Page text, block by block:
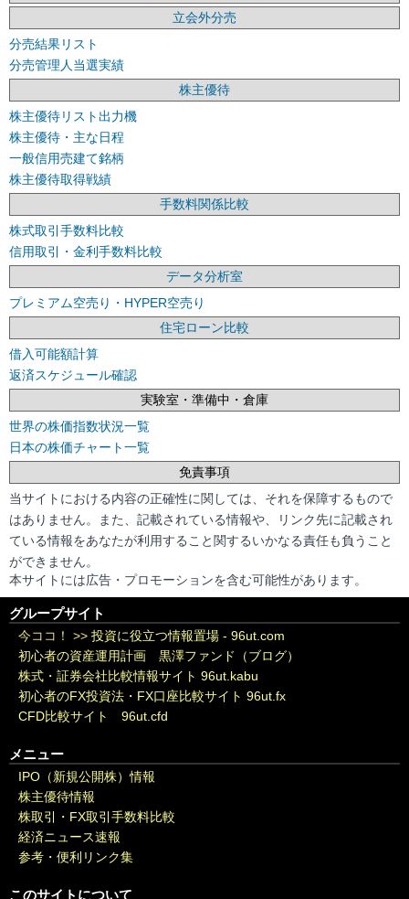
立会外分売
分売結果リスト
分売管理人当選実績
株主優待
株主優待リスト出力機
株主優待・主な日程
一般信用売建て銘柄
株主優待取得戦績
手数料関係比較
株式取引手数料比較
信用取引・金利手数料比較
データ分析室
プレミアム空売り・HYPER空売り
住宅ローン比較
借入可能額計算
返済スケジュール確認
実験室・準備中・倉庫
世界の株価指数状況一覧
日本の株価チャート一覧
免責事項
当サイトにおける内容の正確性に関しては、それを保障するもので
はありません。また、記載されている情報や、リンク先に記載され
ている情報をあなたが利用すること関するいかなる責任も負うこと
ができません。
本サイトには広告・プロモーションを含む可能性があります。
グループサイト
今ココ！ >> 投資に役立つ情報置場 - 96ut.com
初心者の資産運用計画 黒澤ファンド（ブログ）
株式・証券会社比較情報サイト 96ut.kabu
初心者のFX投資法・FX口座比較サイト 96ut.fx
CFD比較サイト 96ut.cfd
メニュー
IPO（新規公開株）情報
株主優待情報
株取引・FX取引手数料比較
経済ニュース速報
参考・便利リンク集
このサイトについて